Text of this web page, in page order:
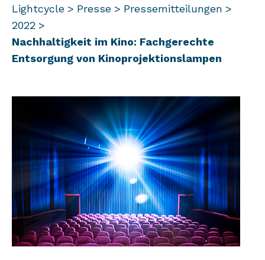
Lightcycle Presse
Pressemitteilungen
2022
Nachhaltigkeit im Kino: Fachgerechte
Entsorgung von Kinoprojektionslampen